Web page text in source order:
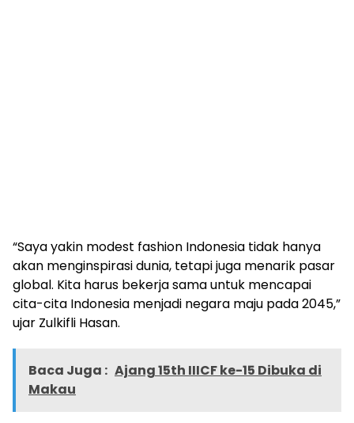
“Saya yakin modest fashion Indonesia tidak hanya
akan menginspirasi dunia, tetapi juga menarik pasar
global. Kita harus bekerja sama untuk mencapai
cita-cita Indonesia menjadi negara maju pada 2045,”
ujar Zulkifli Hasan.
Baca Juga : Ajang 15th IIICF ke-15 Dibuka di
Makau